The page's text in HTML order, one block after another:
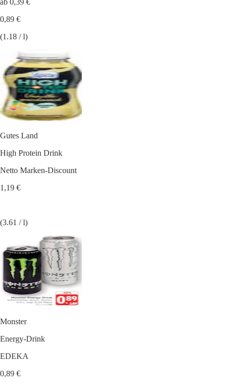
0,89 €
(1.18 / l)
Gutes Land
High Protein Drink
Netto Marken-Discount
1,19 €
(3.61 / l)
Monster
Energy-Drink
EDEKA
0,89 €